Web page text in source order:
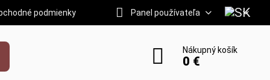
podmienky Panel používateľa
Nákupný košík
0 €